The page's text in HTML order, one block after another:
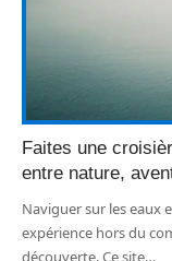
Faites une
entre nature,
Naviguer sur les eaux
expérience hors du
découverte. Ce site…